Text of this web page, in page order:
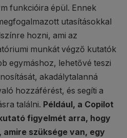
funkcióira épül. Ennek
utasításokkal
hozni, ami az
munkát végző kutatók
egymáshoz, lehetővé teszi
akadálytalanná
hozzáférést, és segíti a
találni. Például, a Copilot
figyelmét arra, hogy
szüksége van, egy